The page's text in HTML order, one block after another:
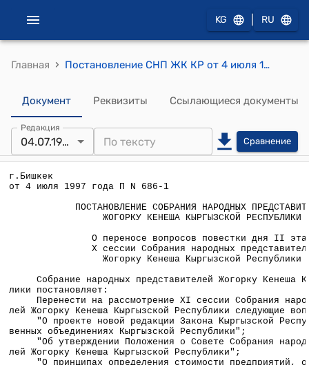
KG RU
Главная › Постановление СНП ЖК КР от 4 июля 1997 года П N 686-1 "О переносе вопросов повестки дня II этапа Х сессии Собрания народных представителей Жогорку Кенеша Кыргызской Республики"
Документ Реквизиты Ссылающиеся документы
Редакция
04.07.1997 Сравнение